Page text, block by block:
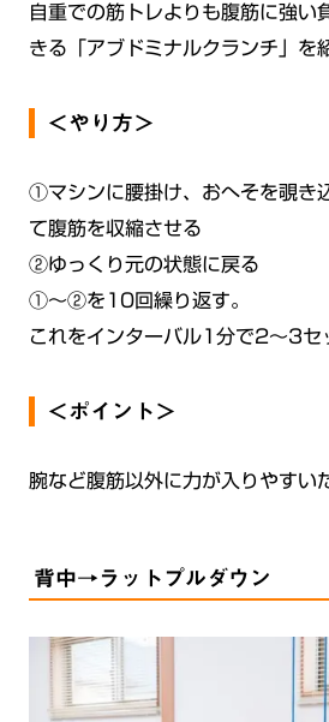
自重での筋トレよりも腹筋に強い
きる「アブドミナルクランチ」を
＜やり方＞
①マシンに腰掛け、おへそを覗き
て腹筋を収縮させる
②ゆっくり元の状態に戻る
①〜②を10回繰り返す。
これをインターバル1分で2〜3セ
＜ポイント＞
腕など腹筋以外に力が入りやすい
背中→ラットプルダウン